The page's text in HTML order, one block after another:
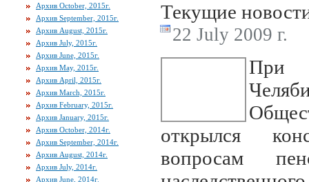
Архив October, 2015г.
Архив September, 2015г.
Архив August, 2015г.
Архив July, 2015г.
Архив June, 2015г.
Архив May, 2015г.
Архив April, 2015г.
Архив March, 2015г.
Архив February, 2015г.
Архив January, 2015г.
Архив October, 2014г.
Архив September, 2014г.
Архив August, 2014г.
Архив July, 2014г.
Архив June, 2014г.
Текущие
22 July 2009 г.
При
открылся
вопросам